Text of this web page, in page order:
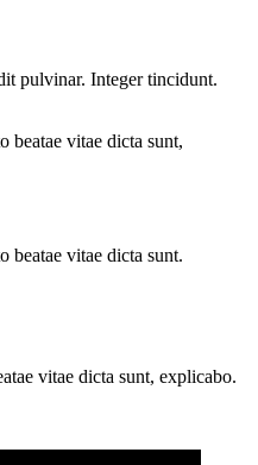
pulvinar. Integer tincidunt.
beatae vitae dicta sunt,
beatae vitae dicta sunt.
vitae dicta sunt, explicabo.